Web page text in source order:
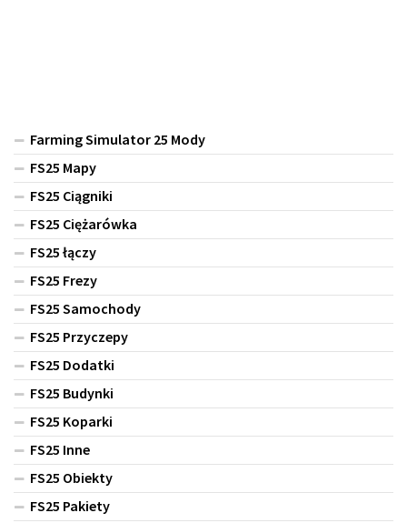
Farming Simulator 25 Mody
FS25 Mapy
FS25 Ciągniki
FS25 Ciężarówka
FS25 łączy
FS25 Frezy
FS25 Samochody
FS25 Przyczepy
FS25 Dodatki
FS25 Budynki
FS25 Koparki
FS25 Inne
FS25 Obiekty
FS25 Pakiety